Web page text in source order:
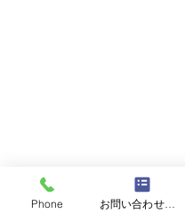
最新記事
Phone お問い合わせフォーム